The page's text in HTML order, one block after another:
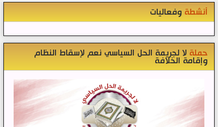
الكتب
تواصل معنا
إذاعة المكتب/ سوريا
قناتنا على تيليغرام
أنشطة وفعاليات
حملة لا لجريمة الحل السياسي نعم لإسقاط النظام
وإقامة الخلافة